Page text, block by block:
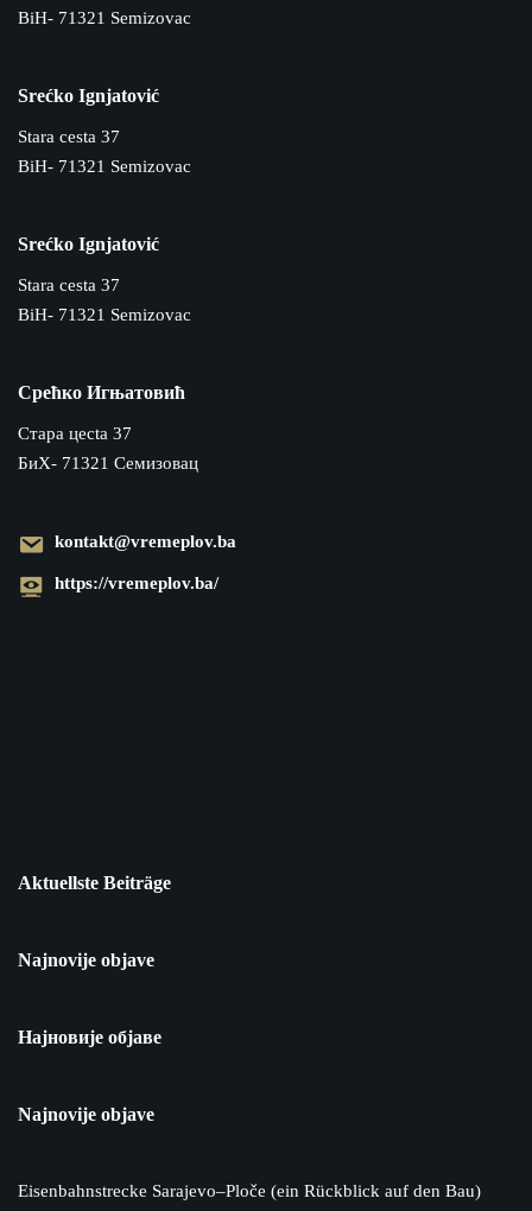
BiH- 71321 Semizovac
Srećko Ignjatović
Stara cesta 37
BiH- 71321 Semizovac
Srećko Ignjatović
Stara cesta 37
BiH- 71321 Semizovac
Срећко Игњатовић
Cтара цecta 37
БиХ- 71321 Семизовац
kontakt@vremeplov.ba
https://vremeplov.ba/
Aktuellste Beiträge
Najnovije objave
Најновије објаве
Najnovije objave
Eisenbahnstrecke Sarajevo–Ploče (ein Rückblick auf den Bau)